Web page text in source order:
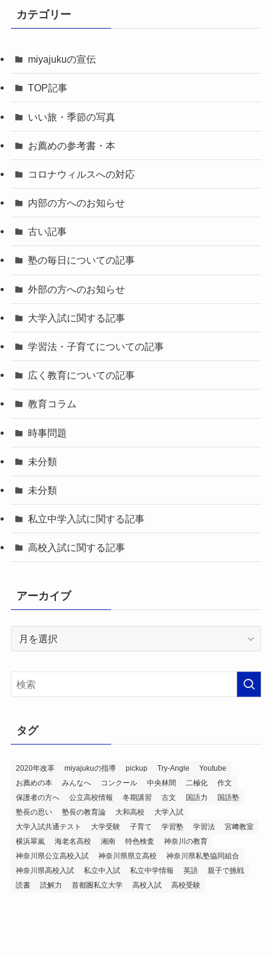
カテゴリー
miyajukuの宣伝
TOP記事
いい旅・季節の写真
お薦めの参考書・本
コロナウィルスへの対応
内部の方へのお知らせ
古い記事
塾の毎日についての記事
外部の方へのお知らせ
大学入試に関する記事
学習法・子育てについての記事
広く教育についての記事
教育コラム
時事問題
未分類
未分類
私立中学入試に関する記事
高校入試に関する記事
アーカイブ
イ
タグ
2020年改革 miyajukuの指導 pickup Try-Angle
Youtube
お薦めの本
みんなへ コンクール 中央林間 二極化
作文
保護者の方へ
公立高校情報 冬期講習 古文 国語力
国語塾
塾長の思い
塾長の教育論 大和高校
大学入試
大学入試共通テスト
大学受験 子育て 学習塾 学習法
宮﨑教室
横浜翠嵐
海老名高校 湘南 特色検査
神奈川の教育
神奈川県公立高校入試
神奈川県県立高校
神奈川県私塾協同組合
神奈川県高校入試
私立中入試 私立中学情報 英語
親子で挑戦
読書
読解力 首都圏私立大学 高校入試 高校受験